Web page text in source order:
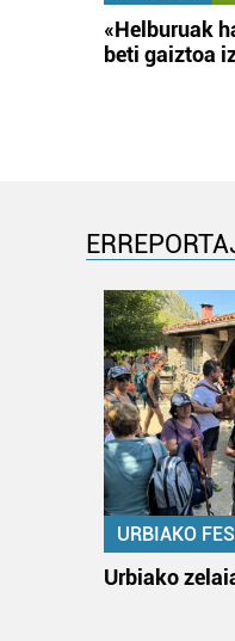
«Helburuak
beti gaiztoa
URBIAKO
Urbiako